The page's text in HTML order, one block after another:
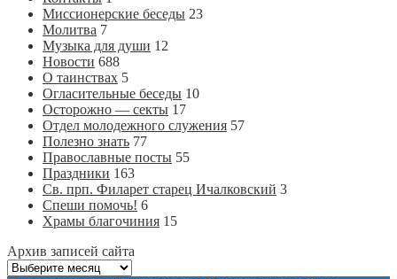
Миссионерские беседы 23
Молитва 7
Музыка для души 12
Новости 688
О таинствах 5
Огласительные беседы 10
Осторожно — секты 17
Отдел молодежного служения 57
Полезно знать 77
Православные посты 55
Праздники 163
Св. прп. Филарет старец Ичалковский 3
Спеши помочь! 6
Храмы благочиния 15
Архив записей сайта
Архив